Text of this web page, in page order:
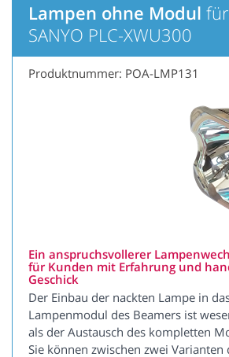
Lampen ohne Modul
SANYO PLC-XWU300
Produktnummer: POA-LMP131
Ein anspruchsvollerer
für Kunden mit Erfahrung und
Geschick
Der Einbau der nackten Lampe in
Lampenmodul des Beamers ist
als der Austausch des kompletten
Sie können zwischen zwei Varianten